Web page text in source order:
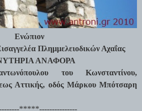
Ενώπιον
Πλημμελειοδικών Αχαΐας
ΑΝΑΦΟΡΑ
του Κωνσταντίνου,
Αττικής, οδός Μάρκου Μπότσαρη
*****---------------